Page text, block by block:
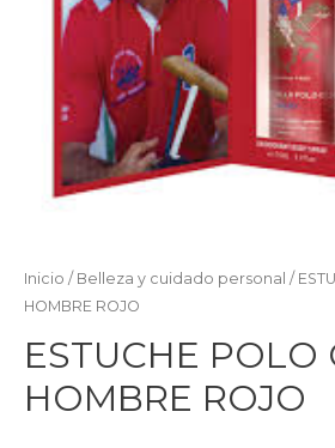
Inicio / Belleza y cuidado personal /
HOMBRE ROJO
ESTUCHE POLO
HOMBRE ROJO